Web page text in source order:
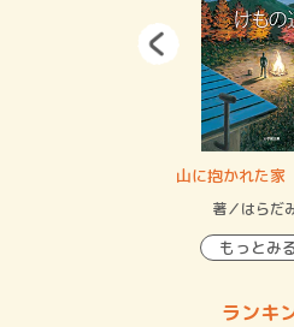
山に抱かれた
著／はらだ
もっとみ
ランキ